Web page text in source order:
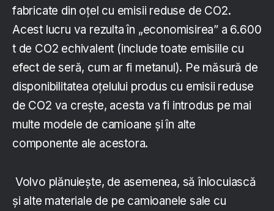
fabricate din oțel cu emisii reduse de CO2.
Acest lucru va rezulta în „economisirea” a 6.600
t de CO2 echivalent (include toate emisiile cu
efect de seră, cum ar fi metanul). Pe măsură de
disponibilitatea oțelului produs cu emisii reduse
de CO2 va crește, acesta va fi introdus pe mai
multe modele de camioane și în alte
componente ale acestora.
Volvo plănuiește, de asemenea, să înlocuiască
și alte materiale de pe camioanele sale cu